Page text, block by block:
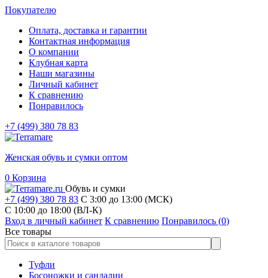
Покупателю
Оплата, доставка и гарантии
Контактная информация
О компании
Клубная карта
Наши магазины
Личный кабинет
К сравнению
Понравилось
+7 (499) 380 78 83
Женская обувь и сумки оптом
0 Корзина
Обувь и сумки
+7 (499) 380 78 83 С 3:00 до 13:00 (МСК)
C 10:00 до 18:00 (ВЛ-К)
Вход в личный кабинет К сравнению Понравилось (0)
Все товары
Туфли
Босоножки и сандалии